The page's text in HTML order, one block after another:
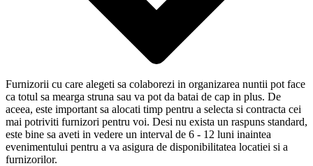
Furnizorii cu care alegeti sa colaborezi in organizarea nuntii pot face
ca totul sa mearga struna sau va pot da batai de cap in plus. De
aceea, este important sa alocati timp pentru a selecta si contracta cei
mai potriviti furnizori pentru voi. Desi nu exista un raspuns standard,
este bine sa aveti in vedere un interval de 6 - 12 luni inaintea
evenimentului pentru a va asigura de disponibilitatea locatiei si a
furnizorilor.